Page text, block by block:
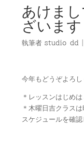
あけま
ざいます
執筆者 studio-dd
今年もどうぞよろし
＊レッスンはじめ
＊木曜日吉クラス
スケジュールを確認